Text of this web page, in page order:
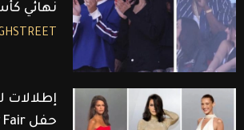
نهائي كأس
إطلالات